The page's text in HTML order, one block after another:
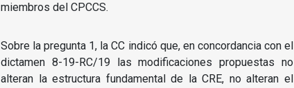
miembros del CPCCS.
Sobre la pregunta 1, la CC indicó que, en concordancia con el
dictamen 8-19-RC/19 las modificaciones propuestas no
alteran la estructura fundamental de la CRE, no alteran el